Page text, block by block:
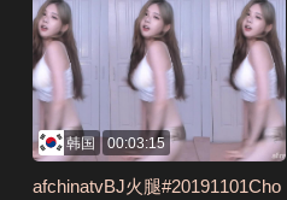
韩国 00:03:15
afchinatvBJ火腿#20191101Cho